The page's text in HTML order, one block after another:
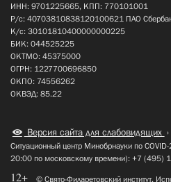
ИНН: 9701225665, КПП: 770101001
Р/с: 40703810838120100621 ПАО
К/с: 30101810400000000225
БИК: 044525225
ОКТМО: 45375000
ОГРН: 1227700696850
ОКПО: 74556262
ОКВЭД: 85.22
Версия сайта для слабовидящих
Ситуационный центр Минобрнауки по
20:00 по московскому времени): +7 (495)
12+ © Свято-Филаретовский институт.